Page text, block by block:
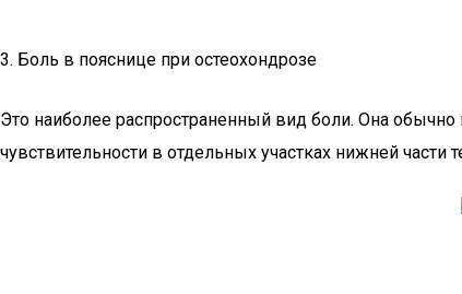
3. Боль в пояснице при остеохондрозе
Это наиболее распространенный вид боли. Она
чувствительности в отдельных участках нижней части